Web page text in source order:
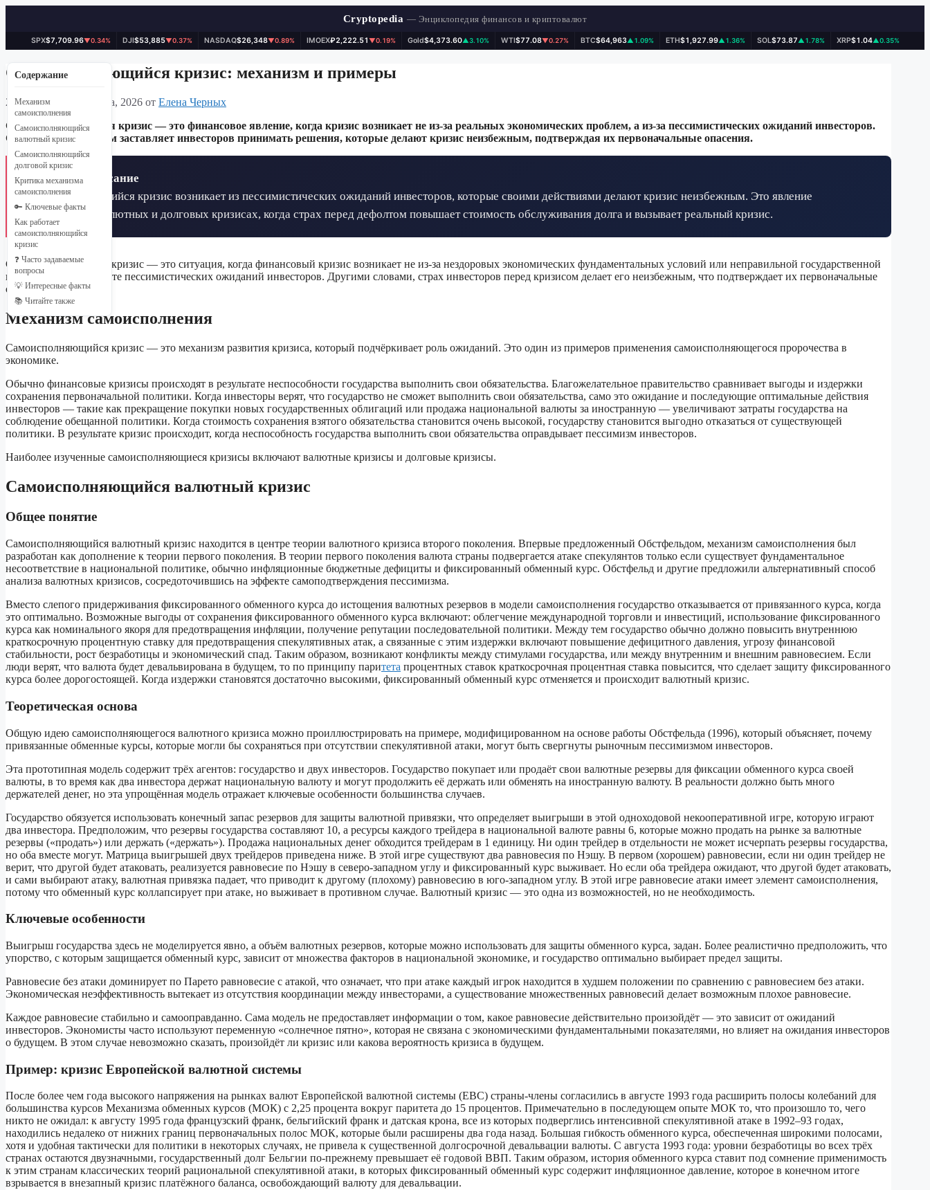
Cryptopedia — Энциклопедия финансов и криптовалют
SPX$7,709.96▼0.34% DJI$53,885▼0.37% NASDAQ$26,348▼0.89% IMOEX₽2,222.51▼0.19% Gold$4,373.60▲3.10% WTI$77.08▼0.27% BTC$64,963▲1.09% ETH$1,927.99▲1.36% SOL$73.87▲1.78% XRP$1.04▲0.35%
к
содержимому
Самоисполняющийся кризис: механизм и примеры
29 марта, 2026 29 марта, 2026 от Елена Черных
Содержание
Механизм
самоисполнения
Самоисполняющийся
валютный кризис
Самоисполняющийся
долговой кризис
Критика механизма
самоисполнения
🔑 Ключевые факты
Как работает
самоисполняющийся
кризис
❓ Часто задаваемые
вопросы
💡 Интересные факты
📚 Читайте также
Самоисполняющийся кризис — это финансовое явление, когда кризис возникает не из-за реальных экономических проблем, а из-за пессимистических ожиданий инвесторов.
Страх перед кризисом заставляет инвесторов принимать решения, которые делают кризис неизбежным, подтверждая их первоначальные опасения.
📋 Краткое описание
Самоисполняющийся кризис возникает из пессимистических ожиданий инвесторов, которые своими действиями делают кризис неизбежным. Это явление
проявляется в валютных и долговых кризисах, когда страх перед дефолтом повышает стоимость обслуживания долга и вызывает реальный кризис.
Самоисполняющийся кризис — это ситуация, когда финансовый кризис возникает не из-за нездоровых экономических фундаментальных условий или неправильной государственной
политики, а в результате пессимистических ожиданий инвесторов. Другими словами, страх инвесторов перед кризисом делает его неизбежным, что подтверждает их первоначальные
опасения.
Механизм самоисполнения
Самоисполняющийся кризис — это механизм развития кризиса, который подчёркивает роль ожиданий. Это один из примеров применения самоисполняющегося пророчества в
экономике.
Обычно финансовые кризисы происходят в результате неспособности государства выполнить свои обязательства. Благожелательное правительство сравнивает выгоды и издержки
сохранения первоначальной политики. Когда инвесторы верят, что государство не сможет выполнить свои обязательства, само это ожидание и последующие оптимальные действия
инвесторов — такие как прекращение покупки новых государственных облигаций или продажа национальной валюты за иностранную — увеличивают затраты государства на
соблюдение обещанной политики. Когда стоимость сохранения взятого обязательства становится очень высокой, государству становится выгодно отказаться от существующей
политики. В результате кризис происходит, когда неспособность государства выполнить свои обязательства оправдывает пессимизм инвесторов.
Наиболее изученные самоисполняющиеся кризисы включают валютные кризисы и долговые кризисы.
Самоисполняющийся валютный кризис
Общее понятие
Самоисполняющийся валютный кризис находится в центре теории валютного кризиса второго поколения. Впервые предложенный Обстфельдом, механизм самоисполнения был
разработан как дополнение к теории первого поколения. В теории первого поколения валюта страны подвергается атаке спекулянтов только если существует фундаментальное
несоответствие в национальной политике, обычно инфляционные бюджетные дефициты и фиксированный обменный курс. Обстфельд и другие предложили альтернативный способ
анализа валютных кризисов, сосредоточившись на эффекте самоподтверждения пессимизма.
Вместо слепого придерживания фиксированного обменного курса до истощения валютных резервов в модели самоисполнения государство отказывается от привязанного курса, когда
это оптимально. Возможные выгоды от сохранения фиксированного обменного курса включают: облегчение международной торговли и инвестиций, использование фиксированного
курса как номинального якоря для предотвращения инфляции, получение репутации последовательной политики. Между тем государство обычно должно повысить внутреннюю
краткосрочную процентную ставку для предотвращения спекулятивных атак, а связанные с этим издержки включают повышение дефицитного давления, угрозу финансовой
стабильности, рост безработицы и экономический спад. Таким образом, возникают конфликты между стимулами государства, или между внутренним и внешним равновесием. Если
люди верят, что валюта будет девальвирована в будущем, то по принципу паритета процентных ставок краткосрочная процентная ставка повысится, что сделает защиту фиксированного
курса более дорогостоящей. Когда издержки становятся достаточно высокими, фиксированный обменный курс отменяется и происходит валютный кризис.
Теоретическая основа
Общую идею самоисполняющегося валютного кризиса можно проиллюстрировать на примере, модифицированном на основе работы Обстфельда (1996), который объясняет, почему
привязанные обменные курсы, которые могли бы сохраняться при отсутствии спекулятивной атаки, могут быть свергнуты рыночным пессимизмом инвесторов.
Эта прототипная модель содержит трёх агентов: государство и двух инвесторов. Государство покупает или продаёт свои валютные резервы для фиксации обменного курса своей
валюты, в то время как два инвестора держат национальную валюту и могут продолжить её держать или обменять на иностранную валюту. В реальности должно быть много
держателей денег, но эта упрощённая модель отражает ключевые особенности большинства случаев.
Государство обязуется использовать конечный запас резервов для защиты валютной привязки, что определяет выигрыши в этой одноходовой некооперативной игре, которую играют
два инвестора. Предположим, что резервы государства составляют 10, а ресурсы каждого трейдера в национальной валюте равны 6, которые можно продать на рынке за валютные
резервы («продать») или держать («держать»). Продажа национальных денег обходится трейдерам в 1 единицу. Ни один трейдер в отдельности не может исчерпать резервы государства,
но оба вместе могут. Матрица выигрышей двух трейдеров приведена ниже. В этой игре существуют два равновесия по Нэшу. В первом (хорошем) равновесии, если ни один трейдер не
верит, что другой будет атаковать, реализуется равновесие по Нэшу в северо-западном углу и фиксированный курс выживает. Но если оба трейдера ожидают, что другой будет атаковать,
и сами выбирают атаку, валютная привязка падает, что приводит к другому (плохому) равновесию в юго-западном углу. В этой игре равновесие атаки имеет элемент самоисполнения,
потому что обменный курс коллапсирует при атаке, но выживает в противном случае. Валютный кризис — это одна из возможностей, но не необходимость.
Ключевые особенности
Выигрыш государства здесь не моделируется явно, а объём валютных резервов, которые можно использовать для защиты обменного курса, задан. Более реалистично предположить, что
упорство, с которым защищается обменный курс, зависит от множества факторов в национальной экономике, и государство оптимально выбирает предел защиты.
Равновесие без атаки доминирует по Парето равновесие с атакой, что означает, что при атаке каждый игрок находится в худшем положении по сравнению с равновесием без атаки.
Экономическая неэффективность вытекает из отсутствия координации между инвесторами, а существование множественных равновесий делает возможным плохое равновесие.
Каждое равновесие стабильно и самооправданно. Сама модель не предоставляет информации о том, какое равновесие действительно произойдёт — это зависит от ожиданий
инвесторов. Экономисты часто используют переменную «солнечное пятно», которая не связана с экономическими фундаментальными показателями, но влияет на ожидания инвесторов
о будущем. В этом случае невозможно сказать, произойдёт ли кризис или какова вероятность кризиса в будущем.
Пример: кризис Европейской валютной системы
После более чем года высокого напряжения на рынках валют Европейской валютной системы (ЕВС) страны-члены согласились в августе 1993 года расширить полосы колебаний для
большинства курсов Механизма обменных курсов (МОК) с 2,25 процента вокруг паритета до 15 процентов. Примечательно в последующем опыте МОК то, что произошло то, чего
никто не ожидал: к августу 1995 года французский франк, бельгийский франк и датская крона, все из которых подверглись интенсивной спекулятивной атаке в 1992–93 годах,
находились недалеко от нижних границ первоначальных полос МОК, которые были расширены два года назад. Большая гибкость обменного курса, обеспеченная широкими полосами,
хотя и удобная тактически для политики в некоторых случаях, не привела к существенной долгосрочной девальвации валюты. С августа 1993 года: уровни безработицы во всех трёх
странах остаются двузначными, государственный долг Бельгии по-прежнему превышает её годовой ВВП. Таким образом, история обменного курса ставит под сомнение применимость
к этим странам классических теорий рациональной спекулятивной атаки, в которых фиксированный обменный курс содержит инфляционное давление, которое в конечном итоге
взрывается в внезапный кризис платёжного баланса, освобождающий валюту для девальвации.